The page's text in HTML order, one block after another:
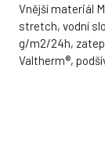
Vnější materiál
stretch, vodní
g/m2/24h,
Valtherm®,